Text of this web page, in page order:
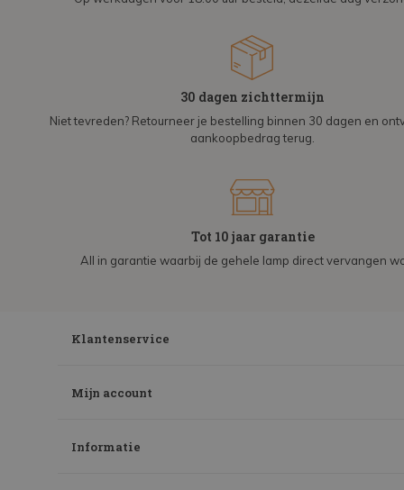
30 dagen zichttermijn
Niet tevreden? Retourneer je bestelling binnen 30 dagen en
aankoopbedrag terug.
Tot 10 jaar garantie
All in garantie waarbij de gehele lamp direct vervangen
Klantenservice
Mijn account
Informatie